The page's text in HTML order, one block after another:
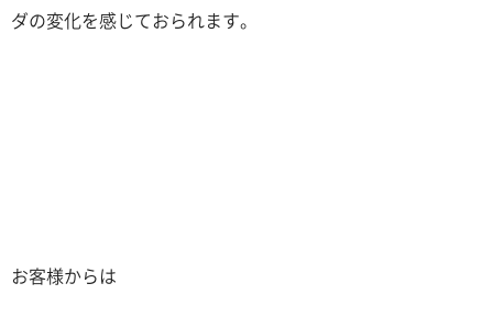
ダの変化を感じておられます。
お客様からは